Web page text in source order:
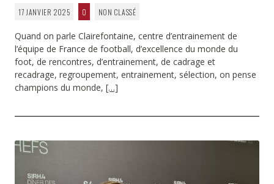
17 JANVIER 2025 0 NON CLASSÉ
Quand on parle Clairefontaine, centre d’entrainement de
l’équipe de France de football, d’excellence du monde du
foot, de rencontres, d’entrainement, de cadrage et
recadrage, regroupement, entrainement, sélection, on pense
champions du monde, […]